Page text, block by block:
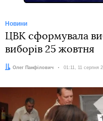
Новини
ЦВК сформувала
виборів 25 жовтня
Автор:
Олег Панфілович Дата:
01:11, 11 серпня